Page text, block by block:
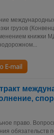
грузов
E-mail
право.
обязательств